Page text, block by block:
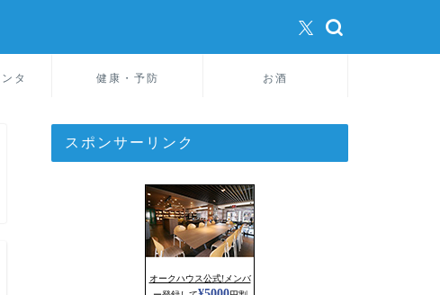
タ
健康・予防 お酒
スポンサーリンク